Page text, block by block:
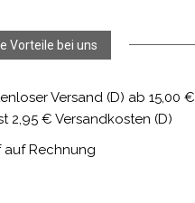
Vorteile bei uns
Versand (D) ab 15,00 €
2,95 € Versandkosten (D)
auf Rechnung